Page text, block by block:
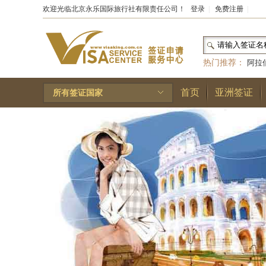
欢迎光临北京永乐国际旅行社有限责任公司！ 登录 免费注册
热门推荐：
阿拉
和国|布基纳法索
林王国|安道尔
所有签证国家 首页 亚洲签证